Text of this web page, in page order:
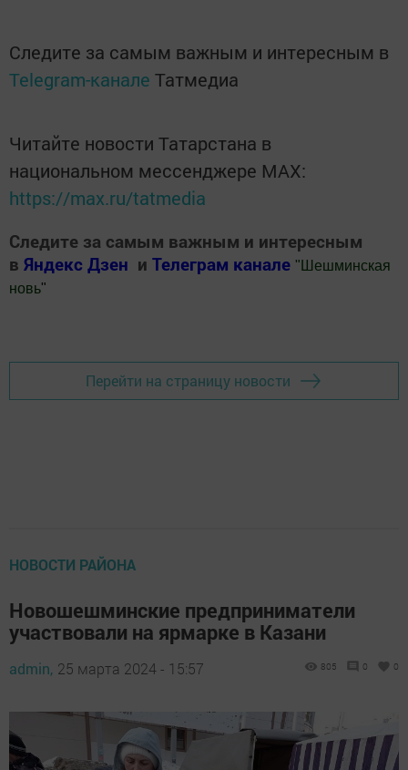
Следите за самым важным и интересным в
Telegram-канале Татмедиа
Читайте новости Татарстана в
национальном мессенджере MАХ:
https://max.ru/tatmedia
Следите за самым важным и интересным
в Яндекс Дзен и Телеграм канале " Шешминская
новь"
Перейти на страницу новости
НОВОСТИ РАЙОНА
Новошешминские предприниматели
участвовали на ярмарке в Казани
admin, 25 марта 2024 - 15:57 805 0 0